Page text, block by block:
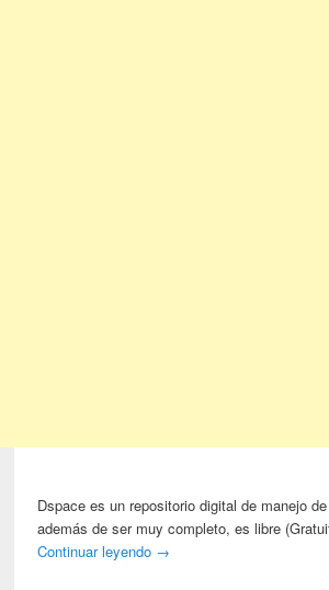
Dspace es un repositorio digital de manejo
además de ser muy completo, es libre
Continuar leyendo →